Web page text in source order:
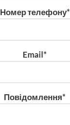
Номер телефону*
Email*
Повідомлення*